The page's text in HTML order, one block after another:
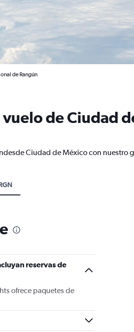
de Rangún
de Ciudad
Ciudad de México con nuestro
reservas de
ofrece paquetes de